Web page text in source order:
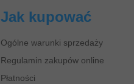
Jak kupować
Ogólne warunki sprzedaży
Regulamin zakupów online
Płatności